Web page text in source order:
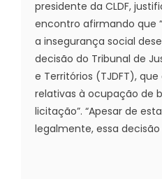
presidente da CLDF,
encontro afirmando que
a insegurança social
decisão do Tribunal de
e Territórios (TJDFT),
relativas à ocupação de
licitação”. “Apesar de
legalmente, essa decisão